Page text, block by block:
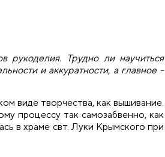
рукоделия. Трудно ли научиться
и аккуратности, а главное -
виде творчества, как вышивание.
процессу так самозабвенно, как
в храме свт. Луки Крымского при